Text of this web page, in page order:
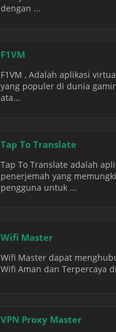
dengan ...
F1VM
F1VM , Adalah aplikasi
yang populer di dunia
ata...
Tap To Translate
Tap To Translate adalah
penerjemah yang
pengguna untuk ...
Wifi Master
Wifi Master dapat
Wifi Aman dan Terpercaya
VPN Proxy Master